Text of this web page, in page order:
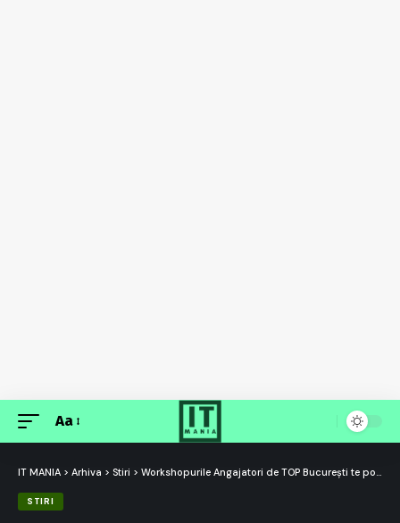
Font
Aa
IT MANIA > Arhiva > Stiri > Workshopurile Angajatori de TOP București te pot ajuta să-ți dezvolți cariera
STIRI